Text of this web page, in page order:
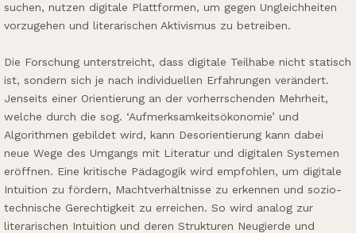
suchen, nutzen digitale Plattformen, um gegen Ungleichheiten
vorzugehen und literarischen Aktivismus zu betreiben.
Die Forschung unterstreicht, dass digitale Teilhabe nicht statisch
ist, sondern sich je nach individuellen Erfahrungen verändert.
Jenseits einer Orientierung an der vorherrschenden Mehrheit,
welche durch die sog. ‘Aufmerksamkeitsökonomie’ und
Algorithmen gebildet wird, kann Desorientierung kann dabei
neue Wege des Umgangs mit Literatur und digitalen Systemen
eröffnen. Eine kritische Pädagogik wird empfohlen, um digitale
Intuition zu fördern, Machtverhältnisse zu erkennen und sozio-
technische Gerechtigkeit zu erreichen. So wird analog zur
literarischen Intuition und deren Strukturen Neugierde und